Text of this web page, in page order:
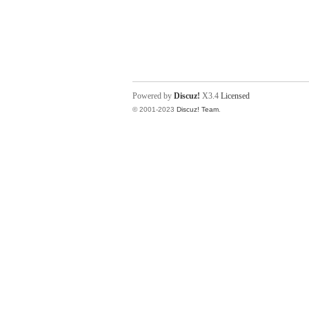
Powered by Discuz! X3.4 Licensed
© 2001-2023 Discuz! Team